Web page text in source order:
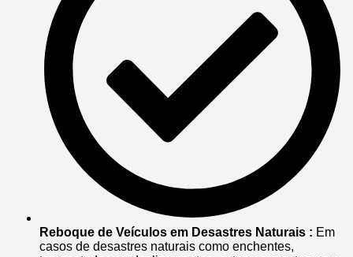
Reboque de Veículos em Desastres Naturais : Em
casos de desastres naturais como enchentes,